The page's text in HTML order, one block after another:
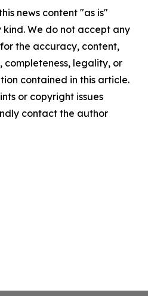
news content "as is"
We do not accept any
the accuracy, content,
completeness, legality, or
contained in this article.
or copyright issues
contact the author